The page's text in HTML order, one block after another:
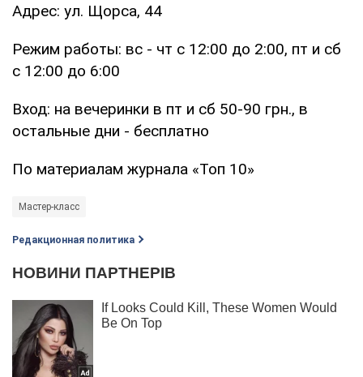
Адрес: ул. Щорса, 44
Режим работы: вс - чт с 12:00 до 2:00, пт и сб
с 12:00 до 6:00
Вход: на вечеринки в пт и сб 50-90 грн., в
остальные дни - бесплатно
По материалам журнала «Топ 10»
Мастер-класс
Редакционная политика